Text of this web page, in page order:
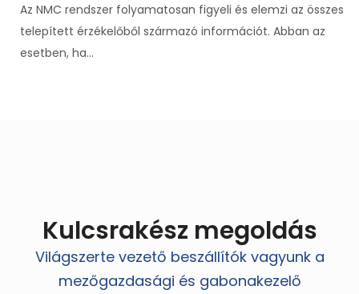
Az NMC rendszer folyamatosan figyeli és elemzi az összes
telepített érzékelőből származó információt. Abban az
esetben, ha...
Kulcsrakész megoldás
Világszerte vezető beszállítók vagyunk a
mezőgazdasági és gabonakezelő